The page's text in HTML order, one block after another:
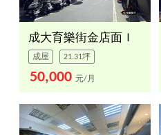
成大育樂街金店面Ｉ
成屋 21.31坪
50,000 元/月